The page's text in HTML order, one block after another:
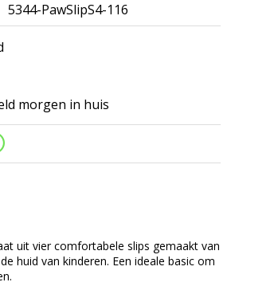
5344-PawSlipS4-116
morgen in huis
uit vier comfortabele slips gemaakt van
huid van kinderen. Een ideale basic om